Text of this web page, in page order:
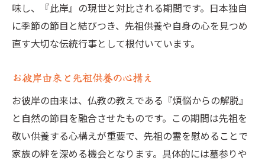
味し、『此岸』の現世と対比される期間です。日本独自
に季節の節目と結びつき、先祖供養や自身の心を見つめ
直す大切な伝統行事として根付いています。
お彼岸由来と先祖供養の心構え
お彼岸の由来は、仏教の教えである『煩悩からの解脱』
と自然の節目を融合させたものです。この期間は先祖を
敬い供養する心構えが重要で、先祖の霊を慰めることで
家族の絆を深める機会となります。具体的には墓参りや